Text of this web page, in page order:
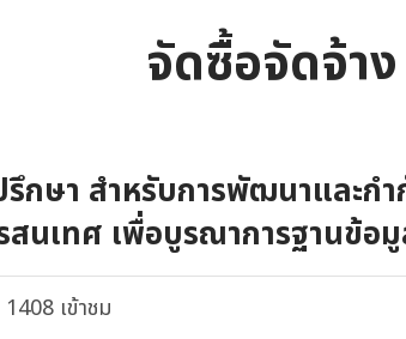
จัดซื้อจัดจ้าง
รึกษา สำหรับการพัฒนาและก
นเทศ เพื่อบูรณาการฐานข้อ
ระจำปีงบประมาณ พ.ศ.
1408 เข้าชม